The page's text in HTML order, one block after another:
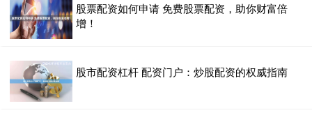
股票配资如何申请 免费股票配资，助你财富倍
增！
股市配资杠杆 配资门户：炒股配资的权威指南